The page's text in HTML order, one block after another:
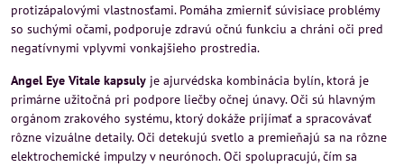
protizápalovými vlastnosťami. Pomáha zmierniť súvisiace problémy
so suchými očami, podporuje zdravú očnú funkciu a chráni oči pred
negatívnymi vplyvmi vonkajšieho prostredia.
Angel Eye Vitale kapsuly je ajurvédska kombinácia bylín, ktorá je
primárne užitočná pri podpore liečby očnej únavy. Oči sú hlavným
orgánom zrakového systému, ktorý dokáže prijímať a spracovávať
rôzne vizuálne detaily. Oči detekujú svetlo a premieňajú sa na rôzne
elektrochemické impulzy v neurónoch. Oči spolupracujú, čím sa